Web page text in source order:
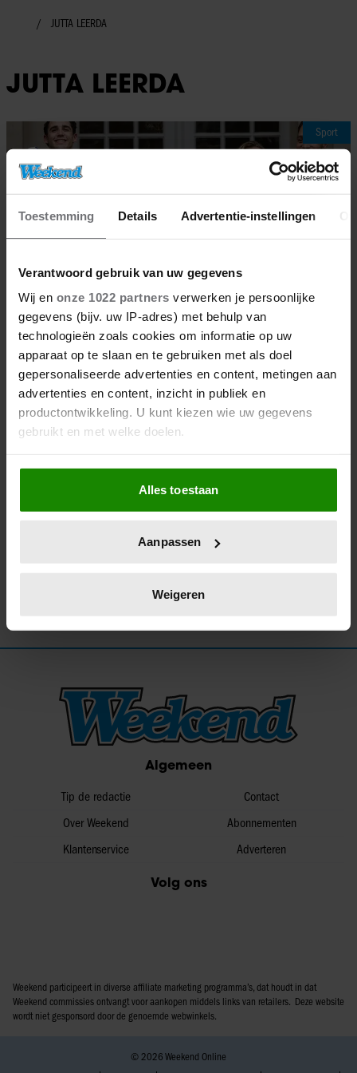
Toestemming Details Advertentie-instellingen
Verantwoord gebruik van uw gegevens
Wij en onze 1022 partners verwerken je persoonlijke
gegevens (bijv. uw IP-adres) met behulp van
technologieën zoals cookies om informatie op uw
apparaat op te slaan en te gebruiken met als doel
gepersonaliseerde advertenties en content, metingen aan
advertenties en content, inzicht in publiek en
productontwikkeling. U kunt kiezen wie uw gegevens
gebruikt en met welke doelen.
Als u het toestaat, willen we ook graag:
Informatie verzamelen over uw geografische
locatie, die tot een paar meter nauwkeurig kan zijn
scannen op specifieke eigenschappen (fingerprinting)
verwerkt en stel uw voorkeuren in het
intrekken in de Cookieverklaring.
personaliseren, om functies voor social media te bieden
en om ons websiteverkeer te analyseren. Ook delen we
informatie over uw gebruik van onze site met onze
partners voor social media, adverteren en analyse. Deze
partners kunnen deze gegevens combineren met andere
verzameld op basis van uw gebruik van hun services. U
gaat akkoord met onze cookies als u onze website blijft
Alles toestaan
Aanpassen
Weigeren
JUTTA LEERDA
JUTTA LEERDA
Sport
24/02/2026
ORANJES STRALEN MET OLYMPISCHE
MEDAILLEWINNAARS TIJDENS
FOTOMOMENT
Algemeen
Tip de redactie
Over Weekend
Klantenservice
Contact
Abonnementen
Adverteren
Volg ons
Weekend participeert in diverse affiliate marketing programma’s, dat houdt in dat
Weekend commissies ontvangt voor aankopen middels links van retailers. Deze website
wordt niet gesponsord door de genoemde webwinkels.
© 2026 Weekend Online